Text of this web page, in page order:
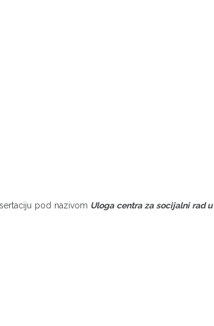
pod nazivom Uloga centra za socijalni rad u